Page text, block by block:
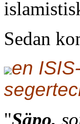
Sedan
en
"Säpo,